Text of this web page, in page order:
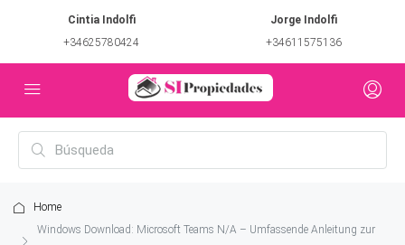
Cintia Indolfi
+34625780424
Jorge Indolfi
+34611575136
Home
Windows Download: Microsoft Teams N/A – Umfassende Anleitung zur